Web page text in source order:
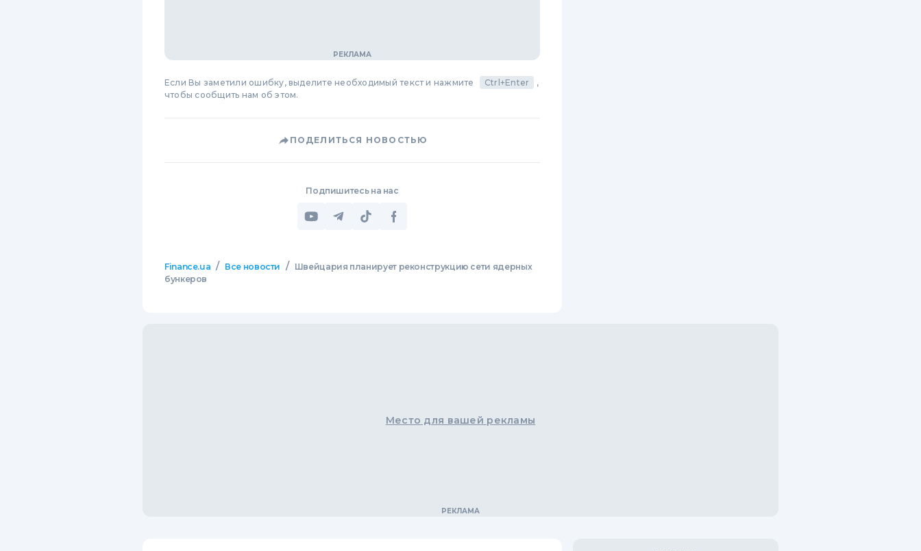
Если Вы заметили ошибку, выделите необходимый текст и нажмите Ctrl+Enter
,
чтобы сообщить нам об этом.
ПОДЕЛИТЬСЯ НОВОСТЬЮ
Подпишитесь на нас
Finance.ua / Все новости /
Швейцария планирует реконструкцию сети ядерных
бункеров
Место для вашей рекламы